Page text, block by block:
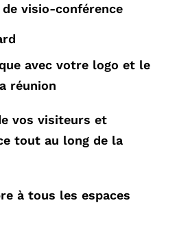
visio-conférence
avec votre logo et le
réunion
vos visiteurs et
tout au long de la
à tous les espaces